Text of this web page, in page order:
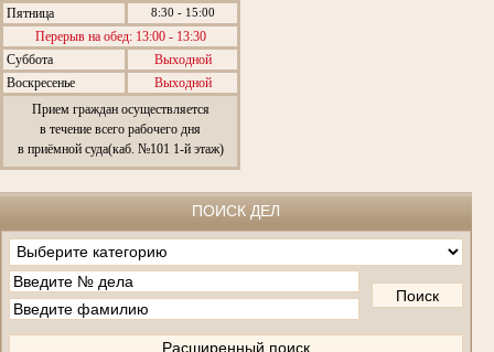
Пятница 8:30 - 15:00
Перерыв на обед: 13:00 - 13:30
Суббота
Выходной
Воскресенье
Выходной
Прием граждан осуществляется
в течение всего рабочего дня
в приёмной суда(каб. №101 1-й этаж)
ПОИСК ДЕЛ